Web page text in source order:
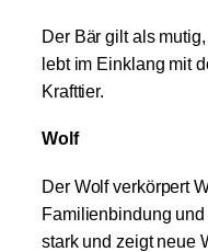
Der Bär gilt als
lebt im Einklang mit
Krafttier.
Wolf
Der Wolf verkörpert
Familienbindung
stark und zeigt neue